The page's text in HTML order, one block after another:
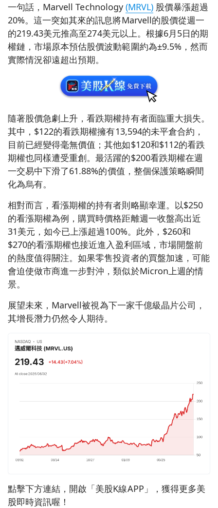
一句話，Marvell Technology (MRVL) 股價暴漲超過
20%。這一突如其來的訊息將Marvell的股價從週一
的219.43美元推高至274美元以上。根據6月5日的期
權鏈，市場原本預估股價波動範圍約為±9.5%，然而
實際情況卻遠超出預期。
隨著股價急劇上升，看跌期權持有者面臨重大損失。
其中，$122的看跌期權擁有13,594的未平倉合約，
目前已經變得毫無價值；其他如$120和$112的看跌
期權也同樣遭受重創。最活躍的$200看跌期權在週
一交易中下滑了61.88%的價值，整個保護策略瞬間
化為烏有。
相對而言，看漲期權的持有者則略顯幸運。以$250
的看漲期權為例，購買時價格距離週一收盤高出近
31美元，如今已上漲超過100%。此外，$260和
$270的看漲期權也接近進入盈利區域，市場開盤前
的熱度值得關注。如果零售投資者的買盤加速，可能
會迫使做市商進一步對沖，類似於Micron上週的情
景。
展望未來，Marvell被視為下一家千億級晶片公司，
其增長潛力仍然令人期待。
點擊下方連結，開啟「美股K線APP」，獲得更多美
股即時資訊喔！